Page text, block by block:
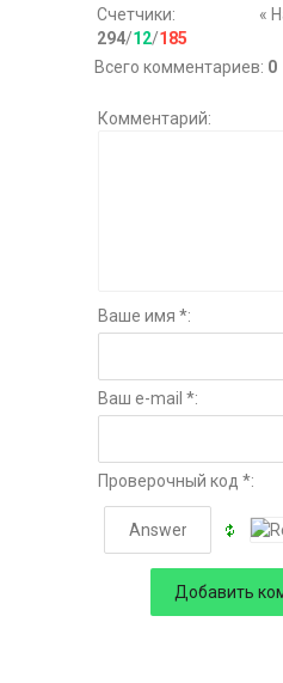
«
Счетчики:
294/12/185
Всего комментариев: 0
Комментарий:
Ваше имя *:
Ваш e-mail *:
Проверочный код *: